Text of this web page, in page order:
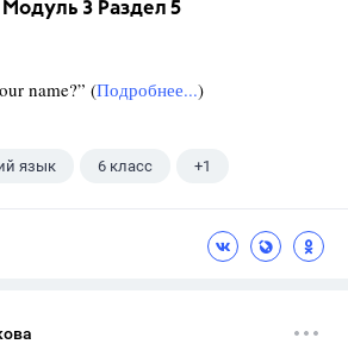
3 Раздел 5
name?” (Подробнее...)
язык 6 класс +1